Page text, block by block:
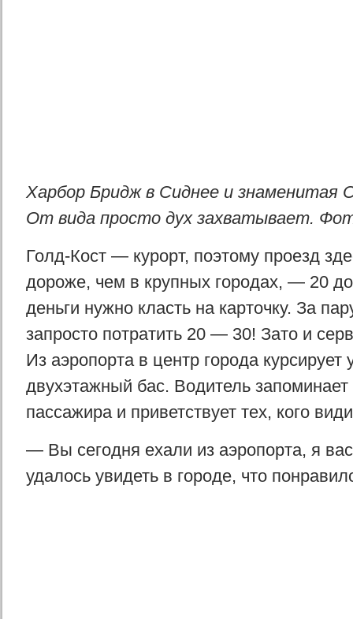
Харбор Бридж в Сиднее и знаменитая
От вида просто дух захватывает.
Голд-Кост — курорт, поэтому проезд
дороже, чем в крупных городах, — 20
деньги нужно класть на карточку. За
запросто потратить 20 — 30! Зато и
Из аэропорта в центр города курсирует
двухэтажный бас. Водитель запоминает
пассажира и приветствует тех, кого
— Вы сегодня ехали из аэропорта, я
удалось увидеть в городе, что